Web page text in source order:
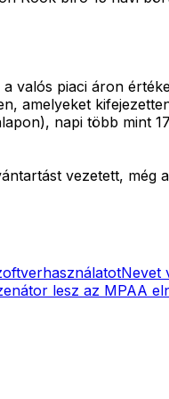
valós piaci áron
amelyeket
napi több mint
vezetett,
Nevet
lesz az MPAA